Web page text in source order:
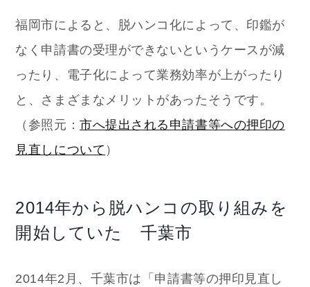
福岡市によると、脱ハンコ化によって、印鑑が
なく申請書の受理ができないというケースが減
ったり、電子化によって業務効率が上がったり
と、さまざまなメリットがあったそうです。
（参照元：市へ提出される申請書等への押印の
見直しについて ）
2014年から脱ハンコの取り組みを
開始していた 千葉市
2014年2月、千葉市は「申請書等の押印見直し